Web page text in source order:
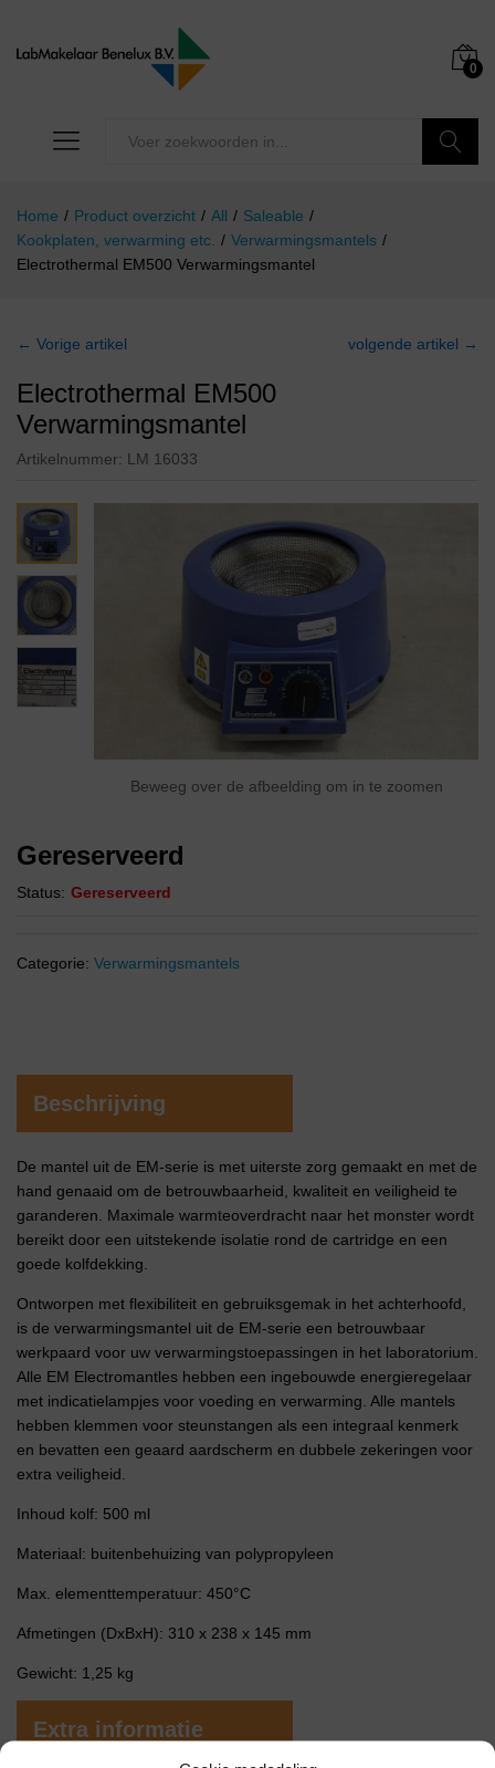
0
Home / Product overzicht / All / Saleable /
Kookplaten, verwarming etc. / Verwarmingsmantels /
Electrothermal EM500 Verwarmingsmantel
← Vorige artikel volgende artikel →
Electrothermal EM500
Verwarmingsmantel
Artikelnummer: LM 16033
Beweeg over de afbeelding om in te zoomen
Gereserveerd
Status: Gereserveerd
Categorie: Verwarmingsmantels
Beschrijving
De mantel uit de EM-serie is met uiterste zorg gemaakt en met de
hand genaaid om de betrouwbaarheid, kwaliteit en veiligheid te
garanderen. Maximale warmteoverdracht naar het monster wordt
bereikt door een uitstekende isolatie rond de cartridge en een
goede kolfdekking.
Ontworpen met flexibiliteit en gebruiksgemak in het achterhoofd,
is de verwarmingsmantel uit de EM-serie een betrouwbaar
werkpaard voor uw verwarmingstoepassingen in het laboratorium.
Alle EM Electromantles hebben een ingebouwde energieregelaar
met indicatielampjes voor voeding en verwarming. Alle mantels
hebben klemmen voor steunstangen als een integraal kenmerk
en bevatten een geaard aardscherm en dubbele zekeringen voor
extra veiligheid.
Inhoud kolf: 500 ml
Materiaal: buitenbehuizing van polypropyleen
Max. elementtemperatuur: 450°C
Afmetingen (DxBxH): 310 x 238 x 145 mm
Gewicht: 1,25 kg
Extra informatie